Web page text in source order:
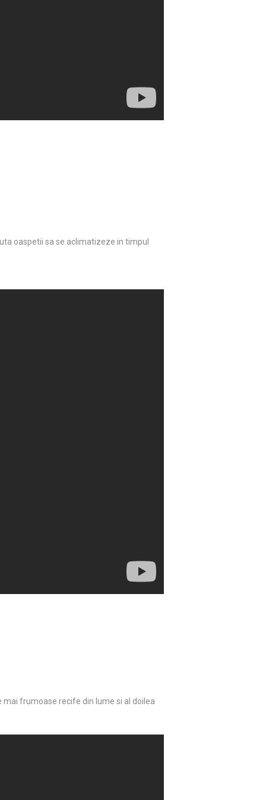
oaspetii sa se aclimatizeze in timpul
frumoase recife din lume si al doilea